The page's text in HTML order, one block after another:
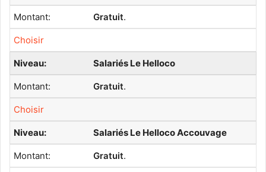
Gratuit.
Choisir
Salariés Le Helloco
Gratuit.
Choisir
Salariés Le Helloco Accouvage
Gratuit.